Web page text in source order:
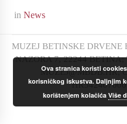
inNews
MUZEJ BETINSKE
NAZORA 7, 22244
MUZEJ@MBDB.HR;
Ova stranica koristi
korisničkog iskustva. Daljnjim
korištenjem kolačićaViše